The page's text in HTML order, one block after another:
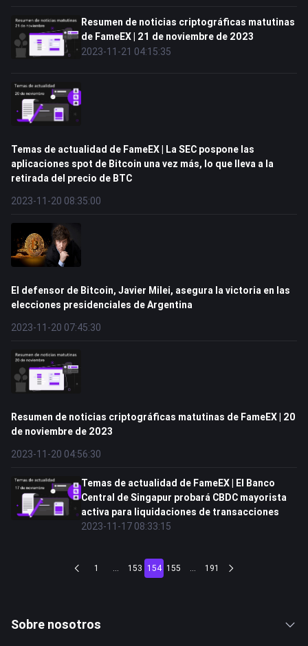
Resumen de noticias criptográficas matutinas
de FameEX | 21 de noviembre de 2023
2023-11-21 04:15:35
Temas de actualidad de FameEX | La SEC pospone las
aplicaciones spot de Bitcoin una vez más, lo que lleva a la
retirada del precio de BTC
2023-11-20 08:35:00
El defensor de Bitcoin, Javier Milei, asegura la victoria en las
elecciones presidenciales de Argentina
2023-11-20 07:45:30
Resumen de noticias criptográficas matutinas de FameEX | 20
de noviembre de 2023
2023-11-20 04:56:30
Temas de actualidad de FameEX | El Banco
Central de Singapur probará CBDC mayorista
activa para liquidaciones de transacciones
2023-11-17 08:33:15
1 ... 153 154 155 ... 191
Sobre nosotros